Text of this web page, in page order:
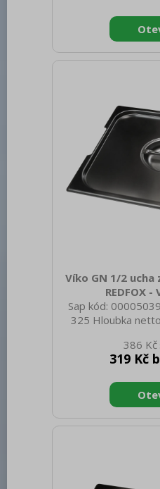
Materiál: Nerez
Vnější barva
GN / EN zařízení
Víko GN 1/2 ucha
REDFOX -
Sap kód:
325 Hloubka
0.60 Šířka brutto
brutto [mm]: 350
Materiál: Nerez
Vnější barva
GN / EN zařízení
386 Kč
319 Kč